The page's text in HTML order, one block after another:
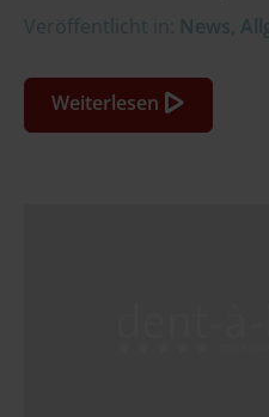
Veröffentlicht in: News,
Weiterlesen